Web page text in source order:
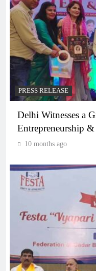
PRESS RELEASE
Delhi Witnesses a
Entrepreneurship
10 months ago